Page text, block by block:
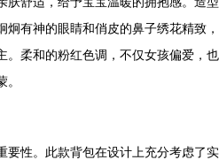
有神的眼睛和俏皮的鼻子绣花精致，
。柔和的粉红色调，不仅女孩偏爱，也
要性。此款背包在设计上充分考虑了实